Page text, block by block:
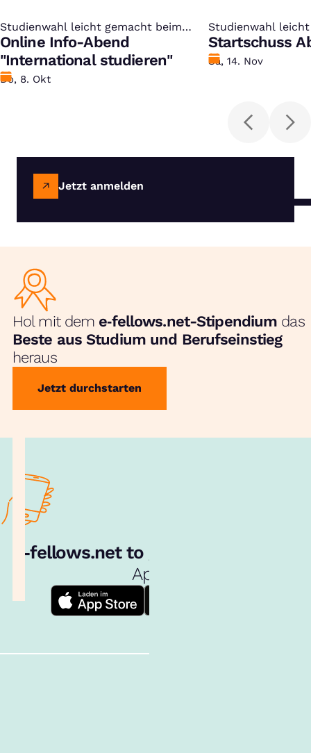
Studienwahl leicht gemacht beim
kostenlosen Studien-Infotag
:
Online Info-Abend
"International studieren"
Datum
Do, 8. Okt
Studienwahl
kostenlosen
:
Startschuss
Datum
Sa, 14. Nov
Jetzt anmelden
Hol mit dem e‑fellows.net-Stipendium das
Beste aus Studium und Berufseinstieg
heraus
Jetzt durchstarten
e‑fellows.net to go:
App!